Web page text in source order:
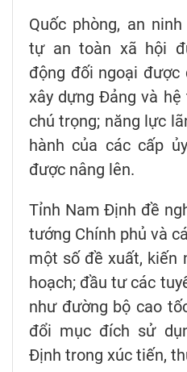
Quốc phòng, an
tự an toàn xã hội
động đối ngoại được
xây dựng Đảng và
chú trọng; năng lực
hành của các cấp
được nâng lên.
Tỉnh Nam Định đề
tướng Chính phủ và
một số đề xuất, kiến
hoạch; đầu tư các
như đường bộ cao
đổi mục đích sử
Định trong xúc tiến,